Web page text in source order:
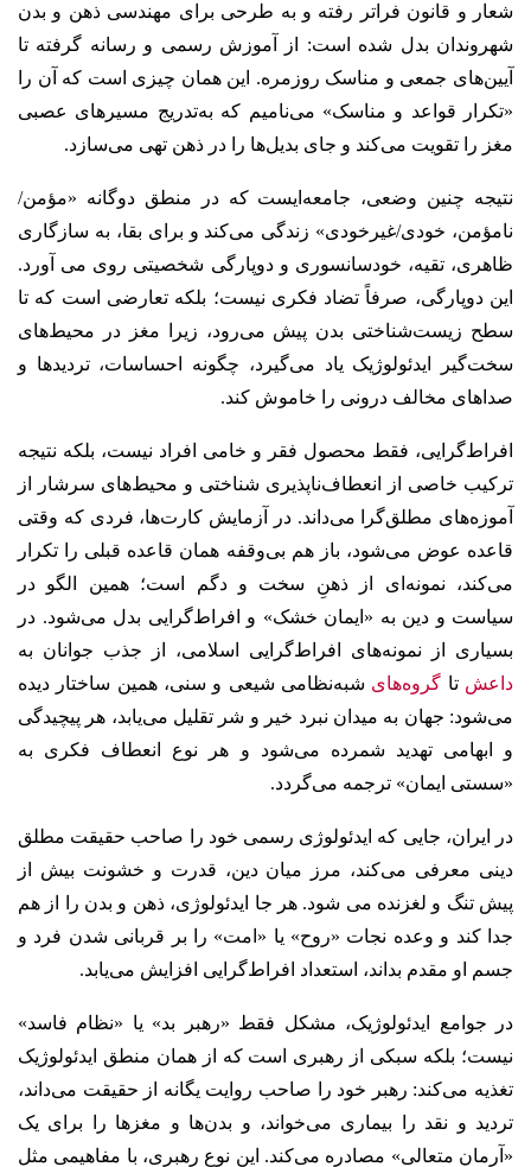
شعار و قانون فراتر رفته و به طرحی برای مهندسی ذهن و بدن
شهروندان بدل شده است: از آموزش رسمی و رسانه گرفته تا
آیین‌های جمعی و مناسک روزمره. این همان چیزی است که آن را
«تکرار قواعد و مناسک» می‌نامیم که به‌تدریج مسیرهای عصبی
مغز را تقویت می‌کند و جای بدیل‌ها را در ذهن تهی می‌سازد.
نتیجه چنین وضعی، جامعه‌ایست که در منطق دوگانه «مؤمن/
نامؤمن، خودی/غیرخودی» زندگی می‌کند و برای بقا، به سازگاری
ظاهری، تقیه، خودسانسوری و دوپارگی شخصیتی روی می آورد.
این دوپارگی، صرفاً تضاد فکری نیست؛ بلکه تعارضی است که تا
سطح زیست‌شناختی بدن پیش می‌رود، زیرا مغز در محیط‌های
سخت‌گیر ایدئولوژیک یاد می‌گیرد، چگونه احساسات، تردیدها و
صداهای مخالف درونی را خاموش کند.
افراط‌گرایی، فقط محصول فقر و خامی افراد نیست، بلکه نتیجه
ترکیب خاصی از انعطاف‌ناپذیری شناختی و محیط‌های سرشار از
آموزه‌های مطلق‌گرا می‌داند. در آزمایش کارت‌ها، فردی که وقتی
قاعده عوض می‌شود، باز هم بی‌وقفه همان قاعده قبلی را تکرار
می‌کند، نمونه‌ای از ذهنِ سخت و دگم است؛ همین الگو در
سیاست و دین به «ایمان خشک» و افراط‌گرایی بدل می‌شود. در
بسیاری از نمونه‌های افراط‌گرایی اسلامی، از جذب جوانان به
داعش تا گروه‌های شبه‌نظامی شیعی و سنی، همین ساختار دیده
می‌شود: جهان به میدان نبرد خیر و شر تقلیل می‌یابد، هر پیچیدگی
و ابهامی تهدید شمرده می‌شود و هر نوع انعطاف فکری به
«سستی ایمان» ترجمه می‌گردد.
در ایران، جایی که ایدئولوژی رسمی خود را صاحب حقیقت مطلق
دینی معرفی می‌کند، مرز میان دین، قدرت و خشونت بیش از
پیش تنگ و لغزنده می شود. هر جا ایدئولوژی، ذهن و بدن را از هم
جدا کند و وعده نجات «روح» یا «امت» را بر قربانی شدن فرد و
جسم او مقدم بداند، استعداد افراط‌گرایی افزایش می‌یابد.
در جوامع ایدئولوژیک، مشکل فقط «رهبر بد» یا «نظام فاسد»
نیست؛ بلکه سبکی از رهبری است که از همان منطق ایدئولوژیک
تغذیه می‌کند: رهبر خود را صاحب روایت یگانه از حقیقت می‌داند،
تردید و نقد را بیماری می‌خواند، و بدن‌ها و مغزها را برای یک
«آرمان متعالی» مصادره می‌کند. این نوع رهبری، با مفاهیمی مثل